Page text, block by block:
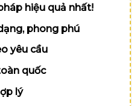
hiệu quả nhất!
phong phú
yêu cầu
quốc
lý